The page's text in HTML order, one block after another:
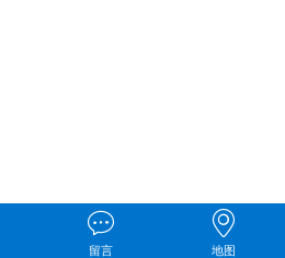
留言 地图